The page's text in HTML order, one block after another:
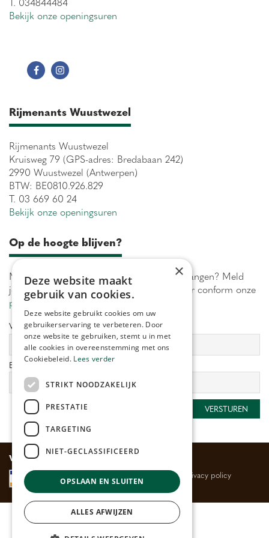
Bekijk onze openingsuren
Rijmenants Wuustwezel
Rijmenants Wuustwezel
Kruisweg 79 (GPS-adres: Bredabaan 242)
2990 Wuustwezel (Antwerpen)
BTW: BE0810.926.829
T. 03 669 60 24
Bekijk onze openingsuren
Op de hoogte blijven?
Maximaal 1 keer per week onze acties ontvangen? Meld
je aan! Wij verwerken jouw gegevens secuur conform onze
privacy policy.
Voornaam: Achternaam:
E-mailadres:
Veilig betalen
Algemene voorwaarden Privacy policy
© Huis- en Tuincentrum
×
Deze website maakt
gebruik van cookies.
Deze website gebruikt cookies om uw
gebruikerservaring te verbeteren. Door
onze website te gebruiken, stemt u in met
alle cookies in overeenstemming met ons
Cookiebeleid. Lees verder
STRIKT NOODZAKELIJK
PRESTATIE
TARGETING
NIET-GECLASSIFICEERD
OPSLAAN EN SLUITEN
ALLES AFWIJZEN